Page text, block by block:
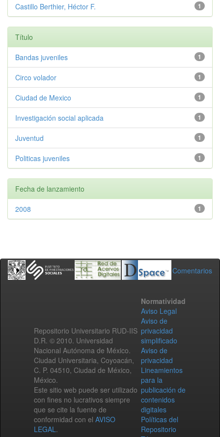
1
Castillo Berthier, Héctor F.
Título
1
Bandas juveniles
1
Circo volador
1
Ciudad de Mexico
1
Investigación social aplicada
1
Juventud
1
Politicas juveniles
Fecha de lanzamiento
1
2008
Comentarios
Repositorio Universitario RUD-IIS
D.R. © 2010. Universidad
Nacional Autónoma de México.
Ciudad Universitaria, Coyoacán,
C. P. 04510, Ciudad de México,
México.
Este sitio web puede ser utilizado
con fines no lucrativos siempre
que se cite la fuente de
conformidad con el AVISO
LEGAL.
Normatividad
Aviso Legal
Aviso de
privacidad
simplificado
Aviso de
privacidad
Lineamientos
para la
publicación de
contenidos
digitales
Políticas del
Repositorio